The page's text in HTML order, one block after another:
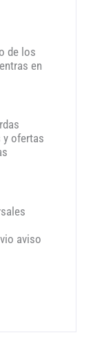
de los
en
y ofertas
aviso